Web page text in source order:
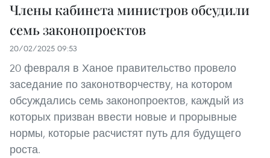
Члены кабинета министров обсудили
семь законопроектов
20/02/2025 09:53
20 февраля в Ханое правительство провело
заседание по законотворчеству, на котором
обсуждались семь законопроектов, каждый из
которых призван ввести новые и прорывные
нормы, которые расчистят путь для будущего
роста.